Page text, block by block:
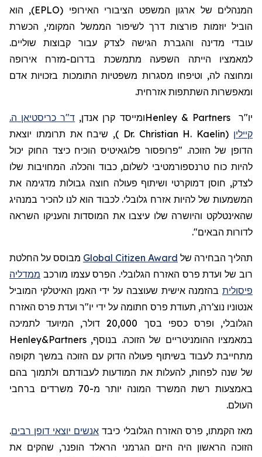
המנהלים של ארגון המשפט הציבורי האירופי (EPLO), הוא
הוביל יוזמות פורצות דרך לשיפור הממשל המקומי, הכשרת
עובדי מדינה והגברת הגישה לצדק עבור קבוצות שוליים.
למאמציו הייתה השפעה מתמשכת בדרום-מזרח אירופה
ומחוצה לה, וטיפחו מסגרות משפטיות התומכות בזכויות אדם
ומאפשרות השתתפות אזרחית.
יו"ר Henley & Partnersומייסד קרן אנדן, ד"ר כריסטיאן ה.
קיילין (
Dr. Christian H. Kaelin
)
, שיבח את תרומתו יוצאת
הדופן של הזוכה. "פרופסור פלוגאיטיס הוכיח כיצד החוק יכול
להיות כוח טרנספורמטיבי לשלום, כבוד והכלה. המחויבות שלו
לצדק, חוסן דמוקרטי ושיתוף פעולה חוצה גבולות מדגימה את
המשמעות של להיות אזרח גלובלי. לכבוד הוא לנו להכיר במנהיג
שהאינטלקט והיושרה שלו עיצבו את המוסדות והעניקו השראה
לדורות הבאים".
תהליך הבחירה של Global Citizen Award מבוסס על החלטת
רוב של ועדת פרס האזרח הגלובלי. הפרס עצמו מורכב ממדליה
פיסולית בהזמנה אישית שעוצבה על ידי האמן האיטלקי המוביל
אנטוניו נוצ'רה, תעודת פרס חתומה על ידי יו"ר ועדת פרס האזרח
הגלובלי, ופרס כספי בסך 20,000 דולר, המיועד לתמיכה
במאמציו ההומניטריים של הזוכה. בנוסף, Henley&Partners
מתחייבת לעבוד בשיתוף פעולה הדוק עם הזוכה במשך תקופה
של שנה לפחות, להעלות את המודעות לעבודתם ולתמוך בהם
באמצעות רשת המשרד המונה יותר מ-70 משרדים ברחבי
העולם.
מאז הקמתו, פרס האזרח הגלובלי כיבד אנשים יוצאי דופן רבים.
הזוכה הראשון היה היזם הגרמני הראלד הופנר, שהקים את